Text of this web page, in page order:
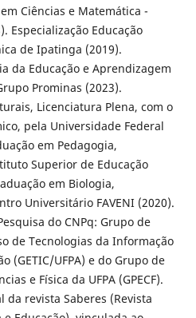
Ciências e Matemática -
Especialização Educação
de Ipatinga (2019).
da Educação e Aprendizagem
Prominas (2023).
Licenciatura Plena, com o
pela Universidade Federal
em Pedagogia,
Superior de Educação
em Biologia,
Universitário FAVENI (2020).
do CNPq: Grupo de
de Tecnologias da Informação
(GETIC/UFPA) e do Grupo de
e Física da UFPA (GPECF).
da revista Saberes (Revista